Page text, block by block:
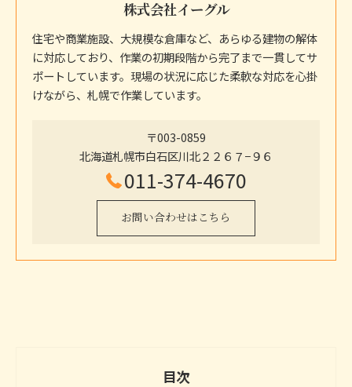
株式会社イーグル
住宅や商業施設、大規模な倉庫など、あらゆる建物の解体
に対応しており、作業の初期段階から完了まで一貫してサ
ポートしています。現場の状況に応じた柔軟な対応を心掛
けながら、札幌で作業しています。
〒003-0859
北海道札幌市白石区川北２２６７−９６
011-374-4670
お問い合わせはこちら
目次